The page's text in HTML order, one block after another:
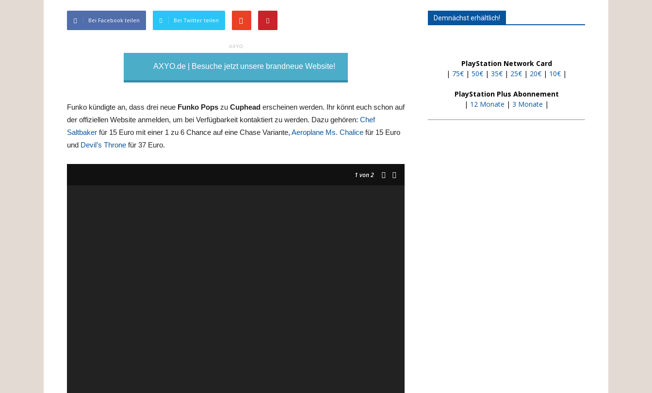
Bei Facebook teilen Bei Twitter teilen
AXYO
AXYO.de | Besuche jetzt unsere brandneue Website!
Funko kündigte an, dass drei neue Funko Pops zu Cuphead erscheinen werden. Ihr könnt euch schon auf
der offiziellen Website anmelden, um bei Verfügbarkeit kontaktiert zu werden. Dazu gehören: Chef
Saltbaker für 15 Euro mit einer 1 zu 6 Chance auf eine Chase Variante, Aeroplane Ms. Chalice für 15 Euro
und Devil’s Throne für 37 Euro.
1 von 2
Demnächst erhältlich!
PlayStation Network Card
| 75€ | 50€ | 35€ | 25€ | 20€ | 10€ |
PlayStation Plus Abonnement
| 12 Monate | 3 Monate |